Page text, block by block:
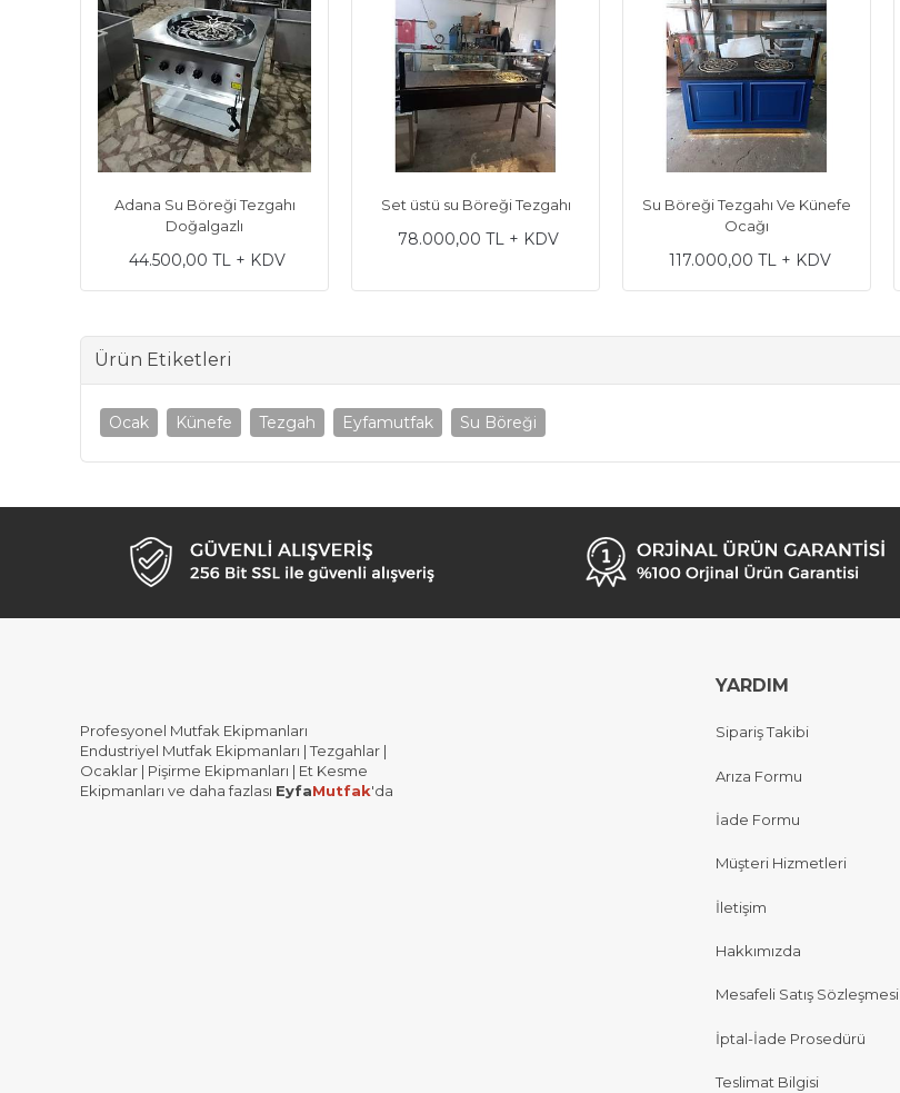
Adana Su Böreği Tezgahı
Doğalgazlı
44.500,00 TL + KDV
Set üstü su Böreği Tezgahı
78.000,00 TL + KDV
Su Böreği Tezgahı Ve Künefe
Ocağı
117.000,00 TL + KDV
Ürün Etiketleri
Ocak Künefe Tezgah Eyfamutfak Su Böreği
Profesyonel Mutfak Ekipmanları
Endustriyel Mutfak Ekipmanları | Tezgahlar |
Ocaklar | Pişirme Ekipmanları | Et Kesme
Ekipmanları ve daha fazlası EyfaMutfak'da
YARDIM
Sipariş Takibi
Arıza Formu
İade Formu
Müşteri Hizmetleri
İletişim
Hakkımızda
Mesafeli Satış Sözleşmesi
İptal-İade Prosedürü
Teslimat Bilgisi